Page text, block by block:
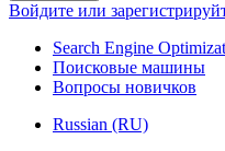
Войдите или
Search Engine
Поисковые машины
Вопросы новичков
Russian (RU)